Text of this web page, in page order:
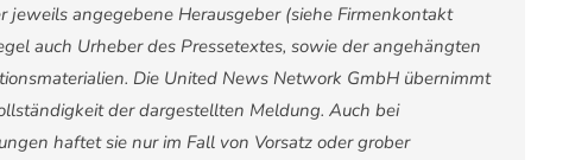
jeweils angegebene Herausgeber (siehe Firmenkontakt
auch Urheber des Pressetextes, sowie der angehängten
Die United News Network GmbH übernimmt
der dargestellten Meldung. Auch bei
haftet sie nur im Fall von Vorsatz oder grober